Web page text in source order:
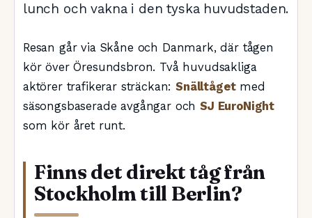
lunch och vakna i den tyska huvudstaden.
Resan går via Skåne och Danmark, där tågen
kör över Öresundsbron. Två huvudsakliga
aktörer trafikerar sträckan:Snälltågetmed
säsongsbaserade avgångar ochSJ EuroNight
som kör året runt.
Finns det direkt tåg från
Stockholm till Berlin?